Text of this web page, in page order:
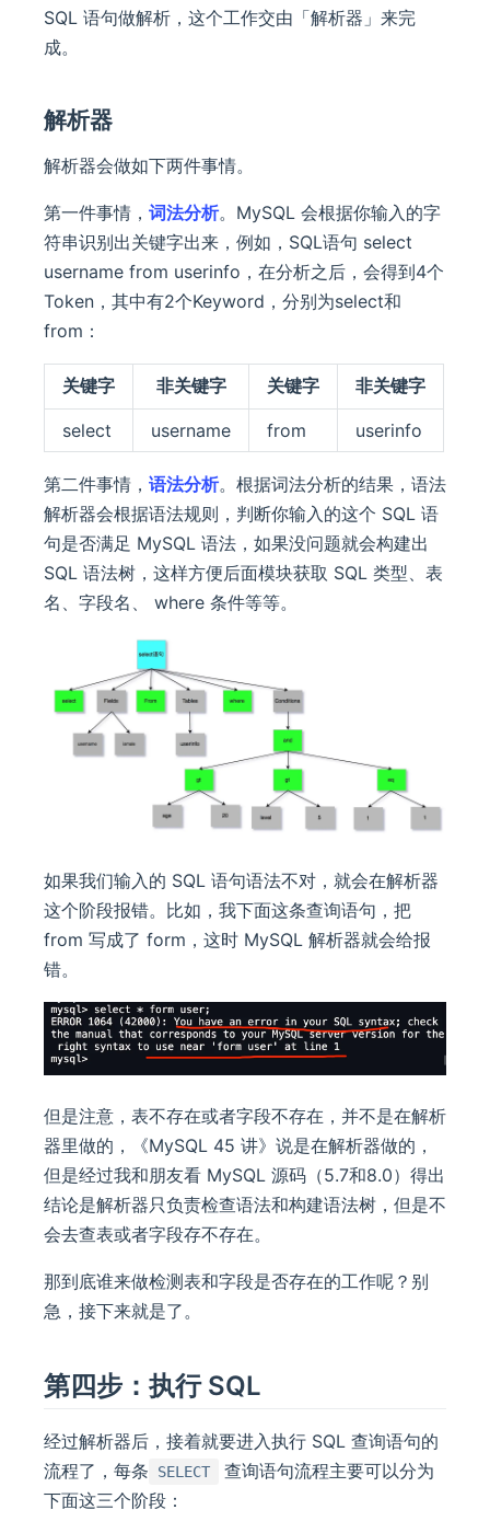
SQL 语句做解析，这个工作交由「解析器」来完
成。
解析器
解析器会做如下两件事情。
第一件事情， 词法分析。MySQL 会根据你输入的字
符串识别出关键字出来，例如，SQL语句 select
username from userinfo，在分析之后，会得到4个
Token，其中有2个Keyword，分别为select和
from：
关键字 非关键字 关键字 非关键字
select username from userinfo
第二件事情， 语法分析。根据词法分析的结果，语法
解析器会根据语法规则，判断你输入的这个 SQL 语
句是否满足 MySQL 语法，如果没问题就会构建出
SQL 语法树，这样方便后面模块获取 SQL 类型、表
名、字段名、 where 条件等等。
如果我们输入的 SQL 语句语法不对，就会在解析器
这个阶段报错。比如，我下面这条查询语句，把
from 写成了 form，这时 MySQL 解析器就会给报
错。
但是注意，表不存在或者字段不存在，并不是在解析
器里做的，《MySQL 45 讲》说是在解析器做的，
但是经过我和朋友看 MySQL 源码（5.7和8.0）得出
结论是解析器只负责检查语法和构建语法树，但是不
会去查表或者字段存不存在。
那到底谁来做检测表和字段是否存在的工作呢？别
急，接下来就是了。
第四步：执行 SQL
经过解析器后，接着就要进入执行 SQL 查询语句的
流程了，每条
SELECT
查询语句流程主要可以分为
下面这三个阶段：